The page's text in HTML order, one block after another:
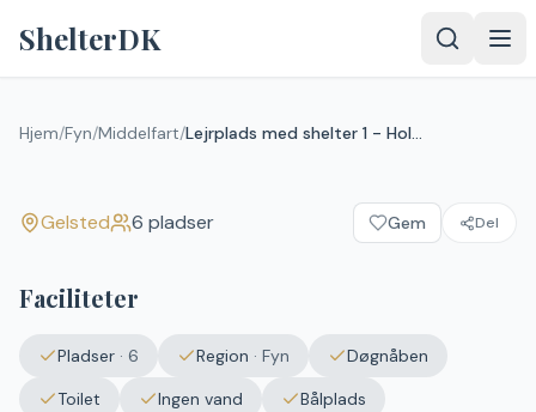
ShelterDK
Hjem/Fyn/Middelfart/ Lejrplads med shelter 1 - Holmeskoven
Gelsted
Gelsted 6 pladser Gem Del
Faciliteter
Pladser · 6 Region · Fyn
Døgnåben
Toilet
Ingen vand
Bålplads